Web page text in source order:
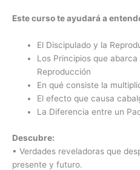
Este curso te ayudará a
El Discipulado y la
Los Principios que
Reproducción
En qué consiste la
El efecto que causa
La Diferencia entre un
Descubre:
• Verdades reveladoras que
presente y futuro.